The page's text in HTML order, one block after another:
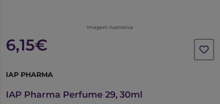
Imagem ilustrativa
6,15€
IAP PHARMA
IAP Pharma Perfume 29, 30ml